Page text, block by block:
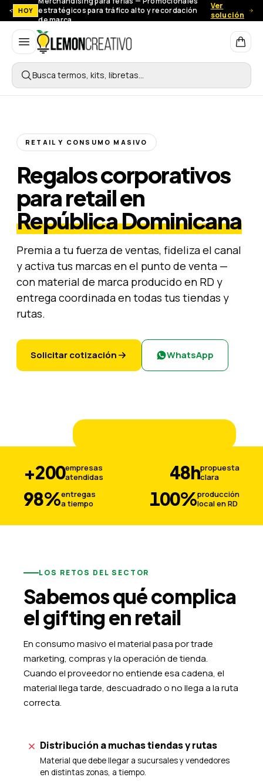
HOY
estratégicos para tráfico alto y recordación
de marca.
Ver
solución
Lemon Creativo
Busca termos, kits, libretas…
RETAIL Y CONSUMO MASIVO
Regalos corporativos
para retail en
República Dominicana
Premia a tu fuerza de ventas, fideliza el canal
y activa tus marcas en el punto de venta —
con material de marca producido en RD y
entrega coordinada en todas tus tiendas y
rutas.
Solicitar cotización WhatsApp
+200empresas
atendidas
48hpropuesta
clara
98%entregas
a tiempo
100%producción
local en RD
LOS RETOS DEL SECTOR
Sabemos qué complica
el gifting en retail
En consumo masivo el material pasa por trade
marketing, compras y la operación de tienda.
Cuando el proveedor no entiende esa cadena, el
material llega tarde, descuadrado o no llega a la ruta
correcta.
Distribución a muchas tiendas y rutas
Material que debe llegar a sucursales y vendedores
en distintas zonas, a tiempo.